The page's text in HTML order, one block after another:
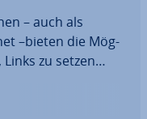
– auch als
–bieten die Mög­
zu setzen